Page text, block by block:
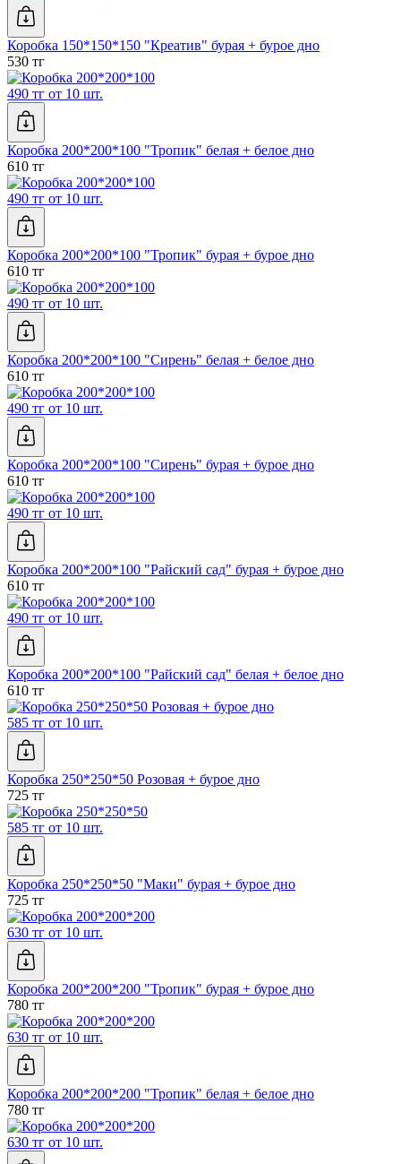
Коробка 150*150*150 "Креатив" бурая + бурое дно
530 тг
490 тг от 10 шт.
Коробка 200*200*100 "Тропик" белая + белое дно
610 тг
490 тг от 10 шт.
Коробка 200*200*100 "Тропик" бурая + бурое дно
610 тг
490 тг от 10 шт.
Коробка 200*200*100 "Сирень" белая + белое дно
610 тг
490 тг от 10 шт.
Коробка 200*200*100 "Сирень" бурая + бурое дно
610 тг
490 тг от 10 шт.
Коробка 200*200*100 "Райский сад" бурая + бурое дно
610 тг
490 тг от 10 шт.
Коробка 200*200*100 "Райский сад" белая + белое дно
610 тг
585 тг от 10 шт.
Коробка 250*250*50 Розовая + бурое дно
725 тг
585 тг от 10 шт.
Коробка 250*250*50 "Маки" бурая + бурое дно
725 тг
630 тг от 10 шт.
Коробка 200*200*200 "Тропик" бурая + бурое дно
780 тг
630 тг от 10 шт.
Коробка 200*200*200 "Тропик" белая + белое дно
780 тг
630 тг от 10 шт.